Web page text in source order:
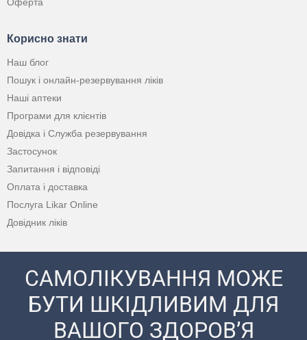
Оферта
Корисно знати
Наш блог
Пошук і онлайн-резервування ліків
Наші аптеки
Програми для клієнтів
Довідка і Служба резервування
Застосунок
Запитання і відповіді
Оплата і доставка
Послуга Likar Online
Довідник ліків
САМОЛІКУВАННЯ МОЖЕ
БУТИ ШКІДЛИВИМ ДЛЯ
ВАШОГО ЗДОРОВ’Я